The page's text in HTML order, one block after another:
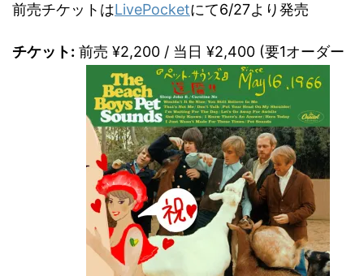
前売チケットはLivePocketにて6/27より発売
チケット: 前売 ¥2,200 / 当日 ¥2,400 (要1オーダー